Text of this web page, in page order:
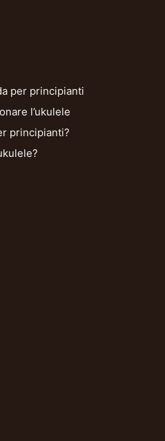
per principianti
l’ukulele
principianti?